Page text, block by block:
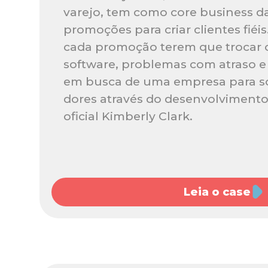
varejo, tem como core business
promoções para criar clientes
cada promoção terem que trocar
software, problemas com atraso
em busca de uma empresa para
dores através do
oficial Kimberly Clark.
Leia o case